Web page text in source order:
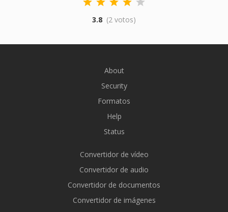
3.8 (2 votos)
About
Security
Formatos
Help
Status
Convertidor de vídeo
Convertidor de audio
Convertidor de documentos
Convertidor de imágenes